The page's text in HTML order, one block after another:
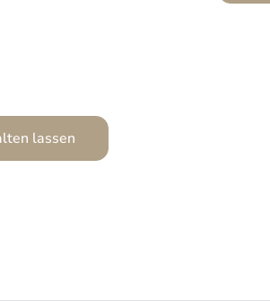
lassen